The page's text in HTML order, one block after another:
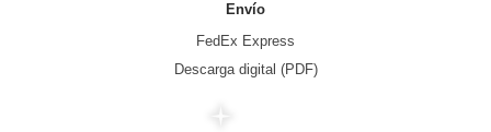
Envío
FedEx Express
Descarga digital (PDF)